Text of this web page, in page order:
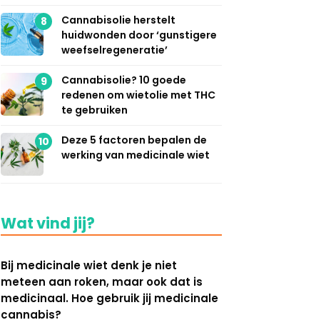
8
Cannabisolie herstelt
huidwonden door ‘gunstigere
weefselregeneratie’
9
Cannabisolie? 10 goede
redenen om wietolie met THC
te gebruiken
10
Deze 5 factoren bepalen de
werking van medicinale wiet
Wat vind jij?
Bij medicinale wiet denk je niet
meteen aan roken, maar ook dat is
medicinaal. Hoe gebruik jij medicinale
cannabis?